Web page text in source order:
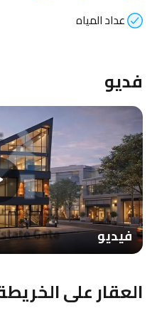
عداد المياه
فديو
فيديو
العقار على